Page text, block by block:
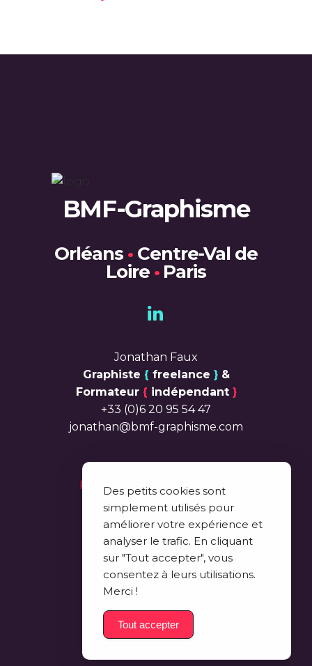
BMF-Graphisme
Orléans • Centre-Val de
Loire •Paris
Jonathan Faux
Graphiste { freelance }&
Formateur { indépendant }
+33 (0)6 20 95 54 47
jonathan@bmf-graphisme.com
Politique de Confidentialité
© 2008
Des petits cookies sont
simplement utilisés pour
améliorer votre expérience et
analyser le trafic. En cliquant
sur "Tout accepter", vous
consentez à leurs utilisations.
Merci !
Tout accepter